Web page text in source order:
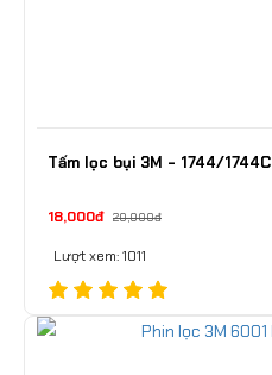
Tấm lọc bụi 3M - 1744/1744C
18,000đ 20,000đ
Lượt xem: 1011